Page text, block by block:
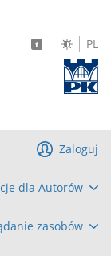
PL
dla Autorów
zasobów
Zaloguj